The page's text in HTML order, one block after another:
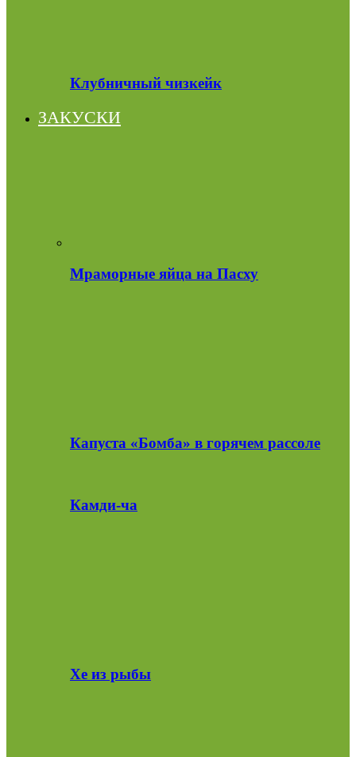
Клубничный чизкейк
ЗАКУСКИ
Мраморные яйца на Пасху
Капуста «Бомба» в горячем рассоле
Камди-ча
Хе из рыбы